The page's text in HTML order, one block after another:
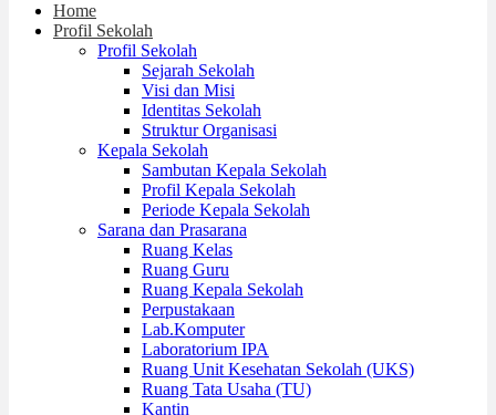
Home
Profil Sekolah
Profil Sekolah
Sejarah Sekolah
Visi dan Misi
Identitas Sekolah
Struktur Organisasi
Kepala Sekolah
Sambutan Kepala Sekolah
Profil Kepala Sekolah
Periode Kepala Sekolah
Sarana dan Prasarana
Ruang Kelas
Ruang Guru
Ruang Kepala Sekolah
Perpustakaan
Lab.Komputer
Laboratorium IPA
Ruang Unit Kesehatan Sekolah (UKS)
Ruang Tata Usaha (TU)
Kantin